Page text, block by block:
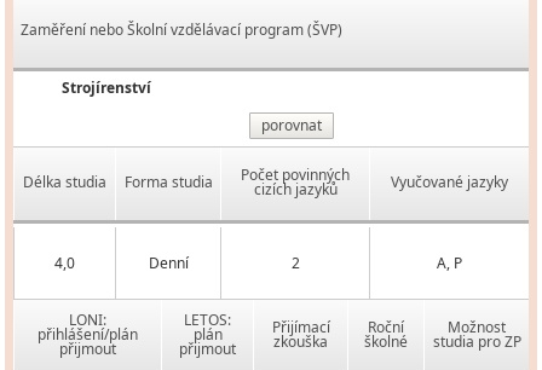
Zaměření nebo Školní vzdělávací program (ŠVP)
Strojírenství
porovnat
Délka studia Forma studia Počet povinných
cizích jazyků Vyučované jazyky
4,0 Denní 2 A, P
LONI:
přihlášení/plán
přijmout
LETOS:
plán
přijmout
Přijímací
zkouška
Roční
školné
Možnost
studia pro ZP